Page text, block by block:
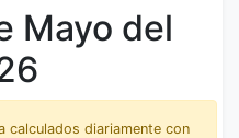
Mayo del
calculados diariamente con